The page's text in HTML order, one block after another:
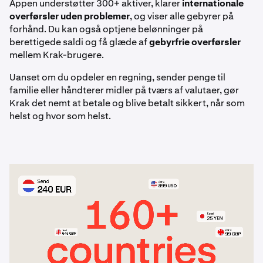
Kraken Pro-appen og Kraken Desktop for at få
ultimativ fleksibilitet.
Kraken Desktop.
Appen understøtter 300+ aktiver, klarerinternationale
overførsler uden problemer, og viser alle gebyrer på
forhånd. Du kan også optjene belønninger på
berettigede saldi og få glæde afgebyrfrie overførsler
mellem Krak-brugere.
Uanset om du opdeler en regning, sender penge til
familie eller håndterer midler på tværs af valutaer, gør
Krak det nemt at betale og blive betalt sikkert, når som
helst og hvor som helst.